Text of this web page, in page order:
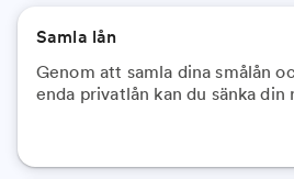
Samla lån
Genom att samla dina smålån
enda privatlån kan du sänka din